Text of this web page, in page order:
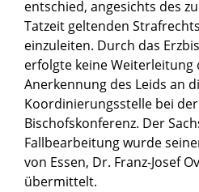
entschied, angesichts des
Tatzeit geltenden
einzuleiten. Durch das
erfolgte keine Weiterleitung
Anerkennung des Leids an
Koordinierungsstelle bei
Bischofskonferenz. Der
Fallbearbeitung wurde
von Essen, Dr. Franz-Josef
übermittelt.